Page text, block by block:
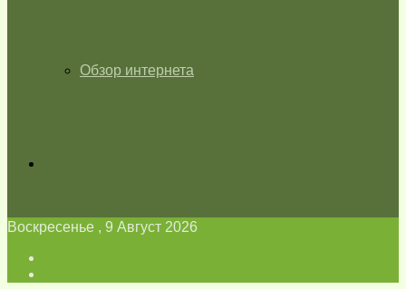
Обзор интернета
Воскресенье , 9 Август 2026